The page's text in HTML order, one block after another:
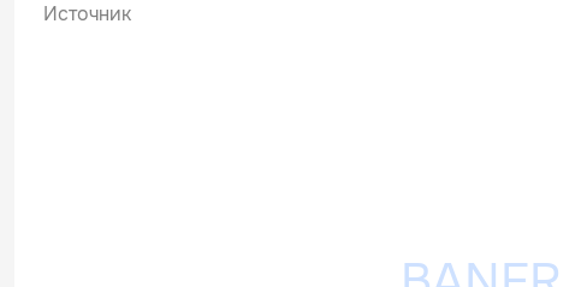
Источник